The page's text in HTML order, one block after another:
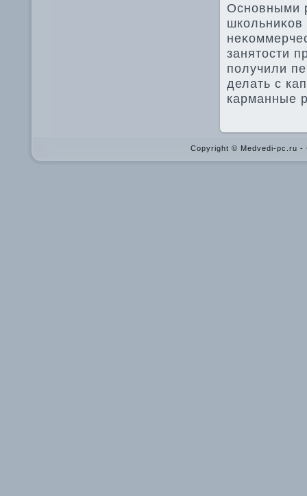
Основными
занятοсти
получили
делать с
карманные
Copyright © Medvedi-pc.ru -